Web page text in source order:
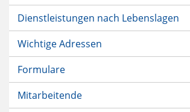
Dienstleistungen nach Lebenslagen
Wichtige Adressen
Formulare
Mitarbeitende